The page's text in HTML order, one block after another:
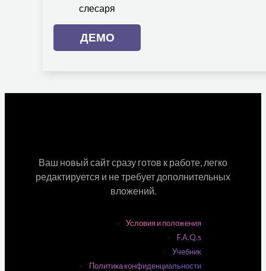
слесаря
ДЕМО
Ваш новый сайт сразу готов к работе, легко
редактируется и не требует дополнительных
вложений.
Условия и положения
F.A.Q.s
Учебник
Политика конфиденциальности